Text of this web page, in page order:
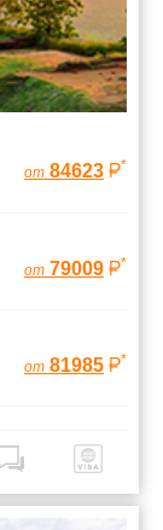
от 84623 *
от 79009 *
от 81985 *